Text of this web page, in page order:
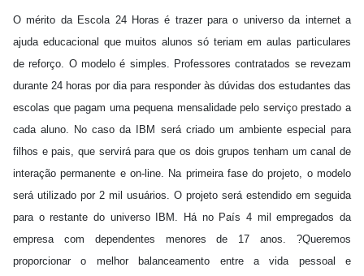
O mérito da Escola 24 Horas é trazer para o universo da internet a
ajuda educacional que muitos alunos só teriam em aulas particulares
de reforço. O modelo é simples. Professores contratados se revezam
durante 24 horas por dia para responder às dúvidas dos estudantes das
escolas que pagam uma pequena mensalidade pelo serviço prestado a
cada aluno. No caso da IBM será criado um ambiente especial para
filhos e pais, que servirá para que os dois grupos tenham um canal de
interação permanente e on-line. Na primeira fase do projeto, o modelo
será utilizado por 2 mil usuários. O projeto será estendido em seguida
para o restante do universo IBM. Há no País 4 mil empregados da
empresa com dependentes menores de 17 anos. ?Queremos
proporcionar o melhor balanceamento entre a vida pessoal e